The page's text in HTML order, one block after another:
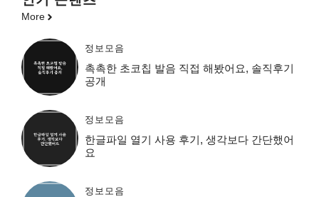
More
정보모음
촉촉한 초코칩 발음 직접 해봤어요, 솔직후기
공개
정보모음
한글파일 열기 사용 후기, 생각보다 간단했어
요
정보모음